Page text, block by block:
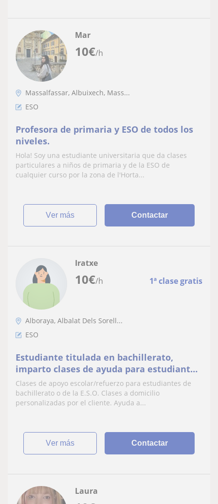
10€/h
Mar
Massalfassar, Albuixech, Mass...
ESO
Profesora de primaria y ESO de todos los
niveles.
Hola! Soy una estudiante universitaria que da clases
particulares a niños de primaria y de la ESO de
cualquier curso por la zona de l'Horta...
ver más Contactar
10€/h 1ª clase gratis
Iratxe
Alboraya, Albalat Dels Sorell...
ESO
Estudiante titulada en bachillerato,
imparto clases de ayuda para estudiantes
de bachillerato de ciencias sociales y de la
E.S.O
Clases de apoyo escolar/refuerzo para estudiantes de
bachillerato o de la E.S.O. Clases a domicilio
personalizadas por el cliente. Ayuda a...
ver más Contactar
Laura